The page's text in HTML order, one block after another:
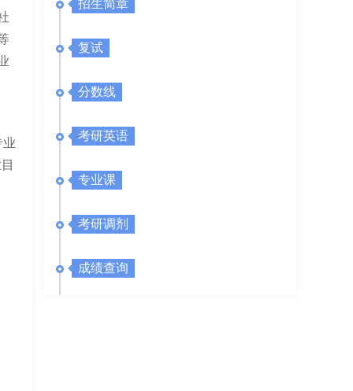
招生简章
复试
分数线
考研英语
专业课
考研调剂
成绩查询